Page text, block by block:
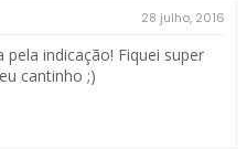
28 julho, 2016
indicação! Fiquei super
cantinho ;)